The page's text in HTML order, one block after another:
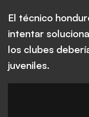
El técnico
intentar
los clubes
juveniles.